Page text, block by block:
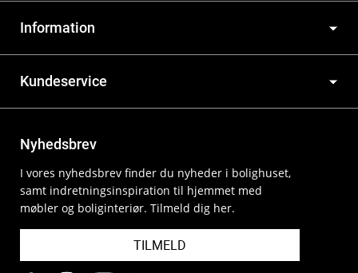
Information
Kundeservice
Nyhedsbrev
I vores nyhedsbrev finder du nyheder i bolighuset,
samt indretningsinspiration til hjemmet med
møbler og boliginteriør. Tilmeld dig her.
TILMELD